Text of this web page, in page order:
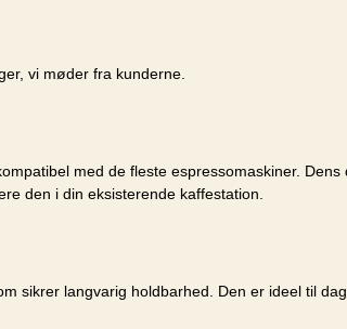
vi møder fra kunderne.
med de fleste espressomaskiner.
den i din eksisterende kaffestation.
sikrer langvarig holdbarhed. Den er ideel til